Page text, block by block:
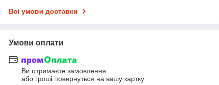
Всі умови доставки
Умови оплати
Ви отримаєте замовлення
або гроші повернуться на вашу картку